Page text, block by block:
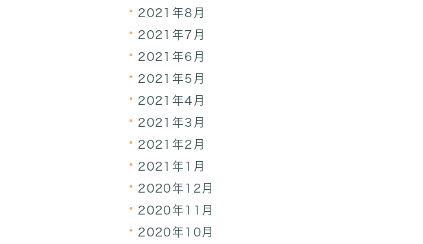
2021年8月
2021年7月
2021年6月
2021年5月
2021年4月
2021年3月
2021年2月
2021年1月
2020年12月
2020年11月
2020年10月